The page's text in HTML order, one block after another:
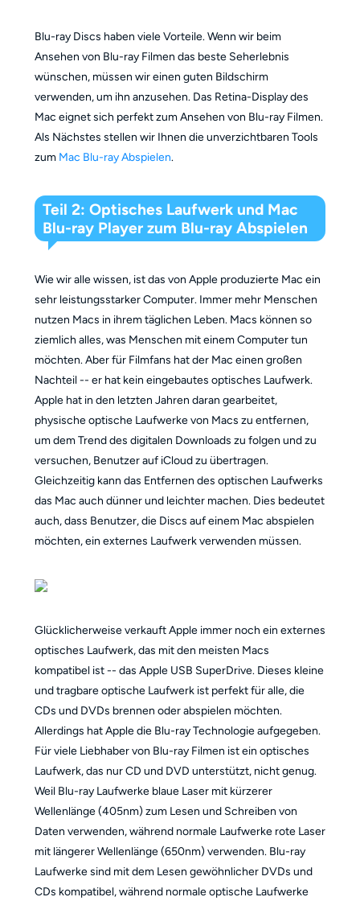
Blu-ray Discs haben viele Vorteile. Wenn wir beim
Ansehen von Blu-ray Filmen das beste Seherlebnis
wünschen, müssen wir einen guten Bildschirm
verwenden, um ihn anzusehen. Das Retina-Display des
Mac eignet sich perfekt zum Ansehen von Blu-ray Filmen.
Als Nächstes stellen wir Ihnen die unverzichtbaren Tools
zum Mac Blu-ray Abspielen.
Teil 2: Optisches Laufwerk und Mac
Blu-ray Player zum Blu-ray Abspielen
Wie wir alle wissen, ist das von Apple produzierte Mac ein
sehr leistungsstarker Computer. Immer mehr Menschen
nutzen Macs in ihrem täglichen Leben. Macs können so
ziemlich alles, was Menschen mit einem Computer tun
möchten. Aber für Filmfans hat der Mac einen großen
Nachteil -- er hat kein eingebautes optisches Laufwerk.
Apple hat in den letzten Jahren daran gearbeitet,
physische optische Laufwerke von Macs zu entfernen,
um dem Trend des digitalen Downloads zu folgen und zu
versuchen, Benutzer auf iCloud zu übertragen.
Gleichzeitig kann das Entfernen des optischen Laufwerks
das Mac auch dünner und leichter machen. Dies bedeutet
auch, dass Benutzer, die Discs auf einem Mac abspielen
möchten, ein externes Laufwerk verwenden müssen.
Glücklicherweise verkauft Apple immer noch ein externes
optisches Laufwerk, das mit den meisten Macs
kompatibel ist -- das Apple USB SuperDrive. Dieses kleine
und tragbare optische Laufwerk ist perfekt für alle, die
CDs und DVDs brennen oder abspielen möchten.
Allerdings hat Apple die Blu-ray Technologie aufgegeben.
Für viele Liebhaber von Blu-ray Filmen ist ein optisches
Laufwerk, das nur CD und DVD unterstützt, nicht genug.
Weil Blu-ray Laufwerke blaue Laser mit kürzerer
Wellenlänge (405nm) zum Lesen und Schreiben von
Daten verwenden, während normale Laufwerke rote Laser
mit längerer Wellenlänge (650nm) verwenden. Blu-ray
Laufwerke sind mit dem Lesen gewöhnlicher DVDs und
CDs kompatibel, während normale optische Laufwerke